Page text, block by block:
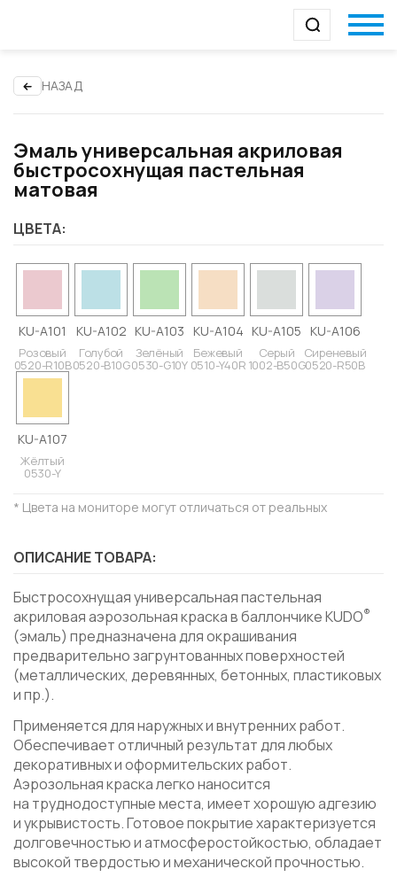
НАЗАД
Эмаль универсальная акриловая
быстросохнущая пастельная
матовая
ЦВЕТА:
KU-A101
Розовый
0520-R10B
KU-A102
Голубой
0520-B10G
KU-A103
Зелёный
0530-G10Y
KU-A104
Бежевый
0510-Y40R
KU-A105
Серый
1002-B50G
KU-A106
Сиреневый
0520-R50B
KU-A107
Жёлтый
0530-Y
* Цвета на мониторе могут отличаться от реальных
ОПИСАНИЕ ТОВАРА:
Быстросохнущая универсальная пастельная
акриловая аэрозольная краска в баллончике KUDO®
(эмаль) предназначена для окрашивания
предварительно загрунтованных поверхностей
(металлических, деревянных, бетонных, пластиковых
и пр.).
Применяется для наружных и внутренних работ.
Обеспечивает отличный результат для любых
декоративных и оформительских работ.
Аэрозольная краска легко наносится
на труднодоступные места, имеет хорошую адгезию
и укрывистость. Готовое покрытие характеризуется
долговечностью и атмосферостойкостью, обладает
высокой твердостью и механической прочностью.